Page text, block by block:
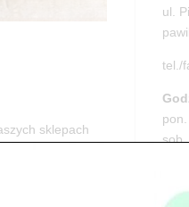
sklepach
ul.
tel./